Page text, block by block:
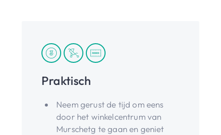
Praktisch
Neem gerust de tijd om eens
door het winkelcentrum van
Murschetg te gaan en geniet